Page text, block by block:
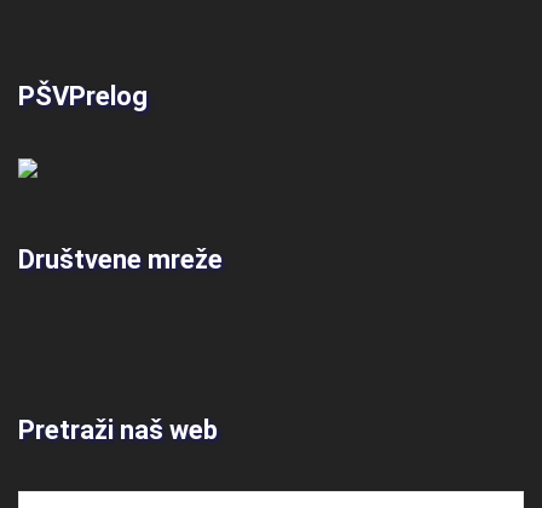
PŠVPrelog
Društvene mreže
Pretraži naš web